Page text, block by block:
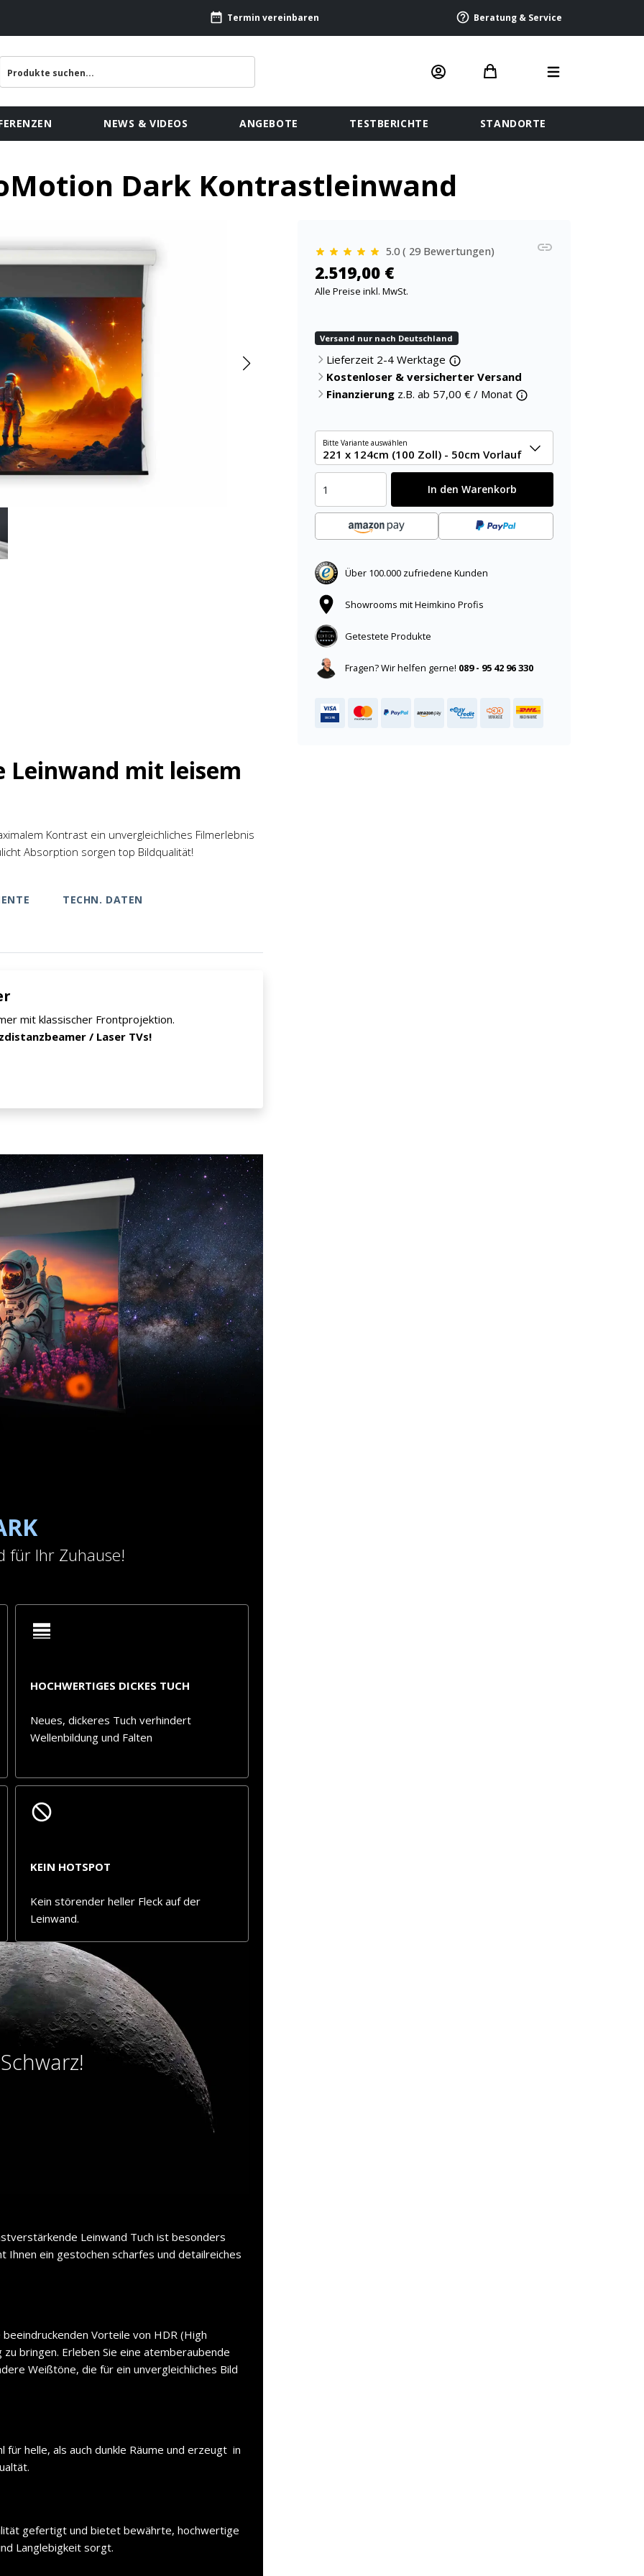
Termin vereinbaren Beratung & Service
NEWS & VIDEOS ANGEBOTE TESTBERICHTE STANDORTE
Dark Kontrastleinwand
5.0 ( 29 Bewertungen)
2.519,00 €
Alle Preise inkl. MwSt.
Versand nur nach Deutschland
Lieferzeit 2-4 Werktage
Kostenloser & versicherter Versand
Finanzierung z.B. ab 57,00 € / Monat
Bitte Variante auswählen
221 x 124cm (100 Zoll) - 50cm Vorlauf
In den Warenkorb
Über 100.000 zufriedene Kunden
Showrooms mit Heimkino Profis
Getestete Produkte
Fragen? Wir helfen gerne! 089 - 95 42 96 330
mit leisem
Kontrast ein unvergleichliches Filmerlebnis
Absorption sorgen top Bildqualität!
TECHN. DATEN
mit klassischer Frontprojektion.
/ Laser TVs!
für Ihr Zuhause!
HOCHWERTIGES DICKES TUCH
Neues, dickeres Tuch verhindert
Wellenbildung und Falten
KEIN HOTSPOT
Kein störender heller Fleck auf der
Leinwand.
Leinwand Tuch ist besonders
Ihnen ein gestochen scharfes und detailreiches
Vorteile von HDR (High
bringen. Erleben Sie eine atemberaubende
Weißtöne, die für ein unvergleichliches Bild
helle, als auch dunkle Räume und erzeugt in
gefertigt und bietet bewährte, hochwertige
Langlebigkeit sorgt.